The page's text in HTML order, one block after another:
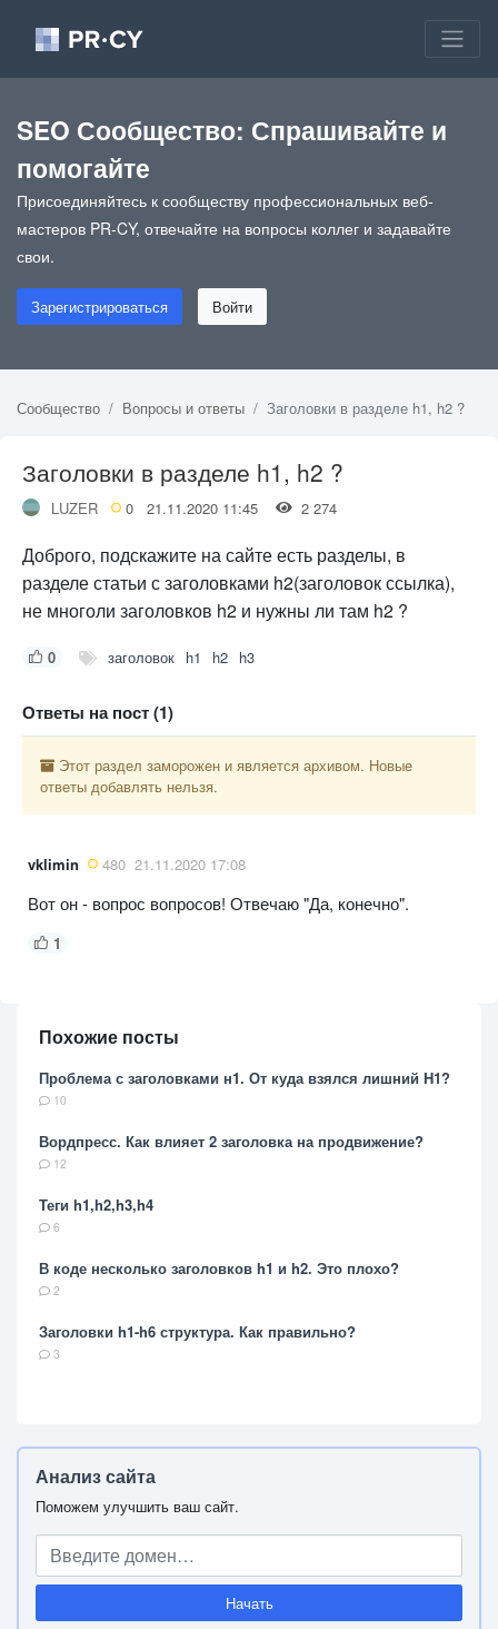
SEO Сообщество: Спрашивайте и
помогайте
Присоединяйтесь к сообществу профессиональных веб-
мастеров PR-CY, отвечайте на вопросы коллег и задавайте
свои.
Зарегистрироваться Войти
Сообщество Вопросы и ответы Заголовки в разделе h1, h2 ?
Заголовки в разделе h1, h2 ?
LUZER 0 21.11.2020 11:45 2 274
Доброго, подскажите на сайте есть разделы, в
разделе статьи с заголовками h2(заголовок ссылка),
не многоли заголовков h2 и нужны ли там h2 ?
0 заголовок h1 h2 h3
Ответы на пост (1)
Этот раздел заморожен и является архивом. Новые
ответы добавлять нельзя.
vklimin 480 21.11.2020 17:08
Вот он - вопрос вопросов! Отвечаю "Да, конечно".
1
Похожие посты
Проблема с заголовками н1. От куда взялся лишний H1?
10
Вордпресс. Как влияет 2 заголовка на продвижение?
12
Теги h1,h2,h3,h4
6
В коде несколько заголовков h1 и h2. Это плохо?
2
Заголовки h1-h6 структура. Как правильно?
3
Анализ сайта
Поможем улучшить ваш сайт.
Начать